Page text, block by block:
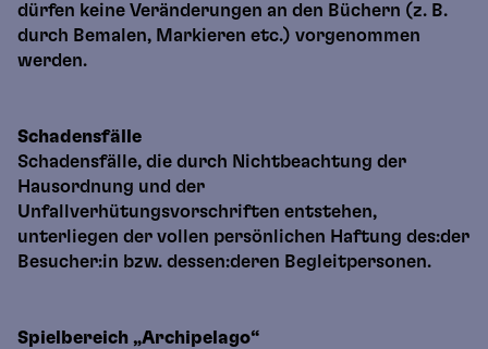
dürfen keine Veränderungen an den Büchern (z. B.
durch Bemalen, Markieren etc.) vorgenommen
werden.
Schadensfälle
Schadensfälle, die durch Nichtbeachtung der
Hausordnung und der
Unfallverhütungsvorschriften entstehen,
unterliegen der vollen persönlichen Haftung des:der
Besucher:in bzw. dessen:deren Begleitpersonen.
Spielbereich „Archipelago“